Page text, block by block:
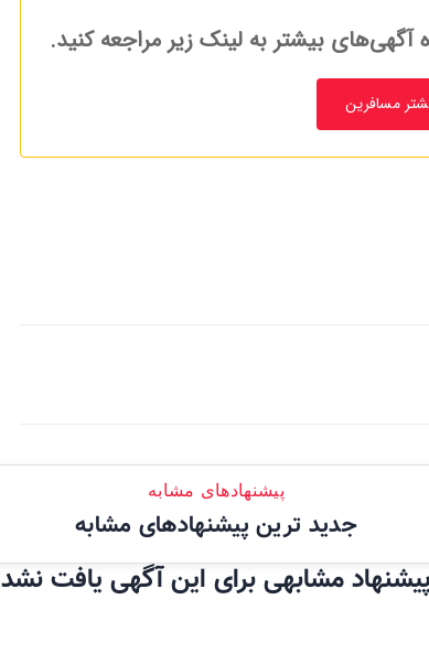
بیشتر به لینک زیر مراجعه کنید.
مسافرین
پیشنهادهای مشابه
جدید ترین پیشنهادهای مشابه
پیشنهاد مشابهی برای این آگهی یافت نشد